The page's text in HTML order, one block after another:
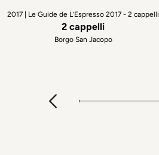
2017 | Le Guide de L’Espresso 2017 - 2 cappelli
2 cappelli
Borgo San Jacopo